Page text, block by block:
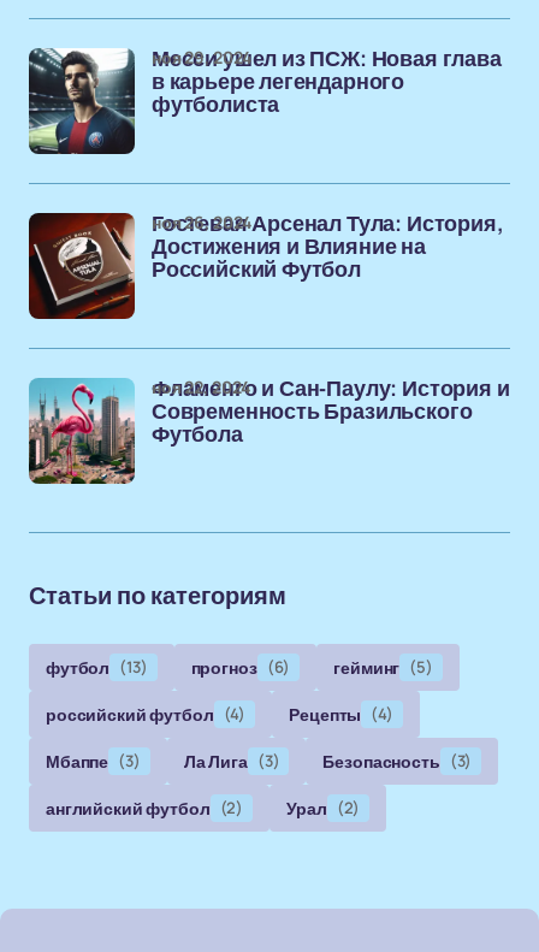
Месси ушел из ПСЖ: Новая глава
в карьере легендарного
футболиста
ноя 29, 2024
Гостевая Арсенал Тула: История,
Достижения и Влияние на
Российский Футбол
ноя 26, 2024
Фламенго и Сан-Паулу: История и
Современность Бразильского
Футбола
ноя 22, 2024
Статьи по категориям
футбол (13) прогноз (6) гейминг (5)
российский футбол (4) Рецепты (4)
Мбаппе (3) Ла Лига (3) Безопасность (3)
английский футбол (2) Урал (2)